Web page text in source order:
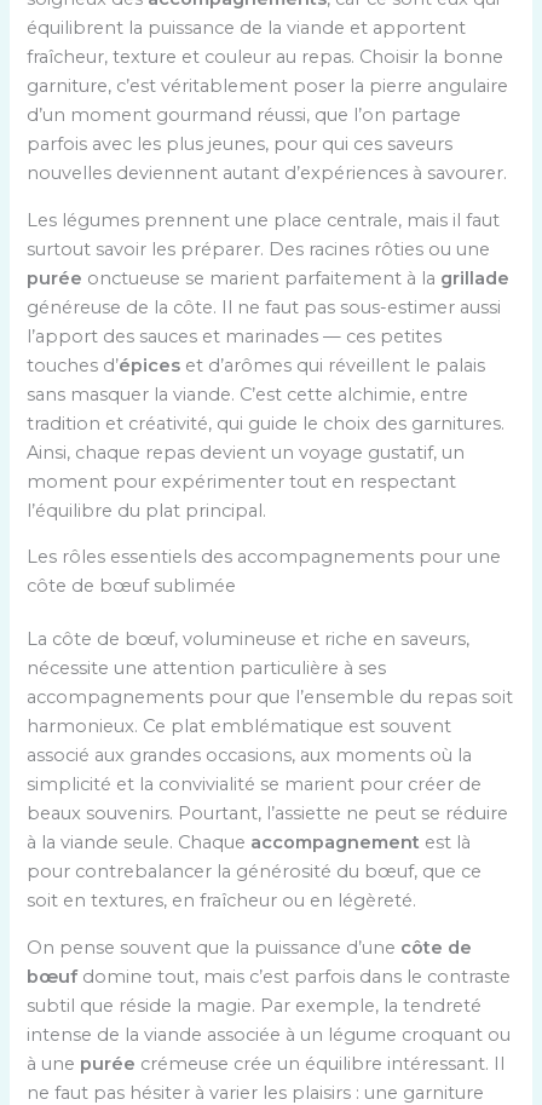
équilibrent la puissance de la viande et apportent
fraîcheur, texture et couleur au repas. Choisir la bonne
garniture, c’est véritablement poser la pierre angulaire
d’un moment gourmand réussi, que l’on partage
parfois avec les plus jeunes, pour qui ces saveurs
nouvelles deviennent autant d’expériences à savourer.
Les légumes prennent une place centrale, mais il faut
surtout savoir les préparer. Des racines rôties ou une
purée onctueuse se marient parfaitement à la grillade
généreuse de la côte. Il ne faut pas sous-estimer aussi
l’apport des sauces et marinades — ces petites
touches d’épices et d’arômes qui réveillent le palais
sans masquer la viande. C’est cette alchimie, entre
tradition et créativité, qui guide le choix des garnitures.
Ainsi, chaque repas devient un voyage gustatif, un
moment pour expérimenter tout en respectant
l’équilibre du plat principal.
Les rôles essentiels des accompagnements pour une
côte de bœuf sublimée
La côte de bœuf, volumineuse et riche en saveurs,
nécessite une attention particulière à ses
accompagnements pour que l’ensemble du repas soit
harmonieux. Ce plat emblématique est souvent
associé aux grandes occasions, aux moments où la
simplicité et la convivialité se marient pour créer de
beaux souvenirs. Pourtant, l’assiette ne peut se réduire
à la viande seule. Chaque accompagnement est là
pour contrebalancer la générosité du bœuf, que ce
soit en textures, en fraîcheur ou en légèreté.
On pense souvent que la puissance d’une côte de
bœufdomine tout, mais c’est parfois dans le contraste
subtil que réside la magie. Par exemple, la tendreté
intense de la viande associée à un légume croquant ou
à une purée crémeuse crée un équilibre intéressant. Il
ne faut pas hésiter à varier les plaisirs : une garniture